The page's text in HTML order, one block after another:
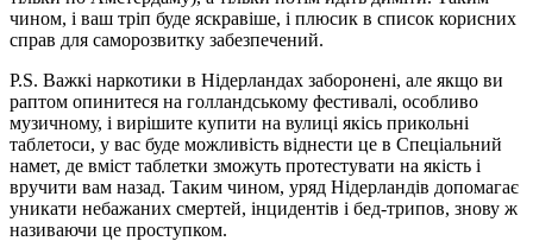
чином, і ваш тріп буде яскравіше, і плюсик в список корисних
справ для саморозвитку забезпечений.
P.S. Важкі наркотики в Нідерландах заборонені, але якщо ви
раптом опинитеся на голландському фестивалі, особливо
музичному, і вирішите купити на вулиці якісь прикольні
таблетоси, у вас буде можливість віднести це в Спеціальний
намет, де вміст таблетки зможуть протестувати на якість і
вручити вам назад. Таким чином, уряд Нідерландів допомагає
уникати небажаних смертей, інцидентів і бед-трипов, знову ж
називаючи це проступком.